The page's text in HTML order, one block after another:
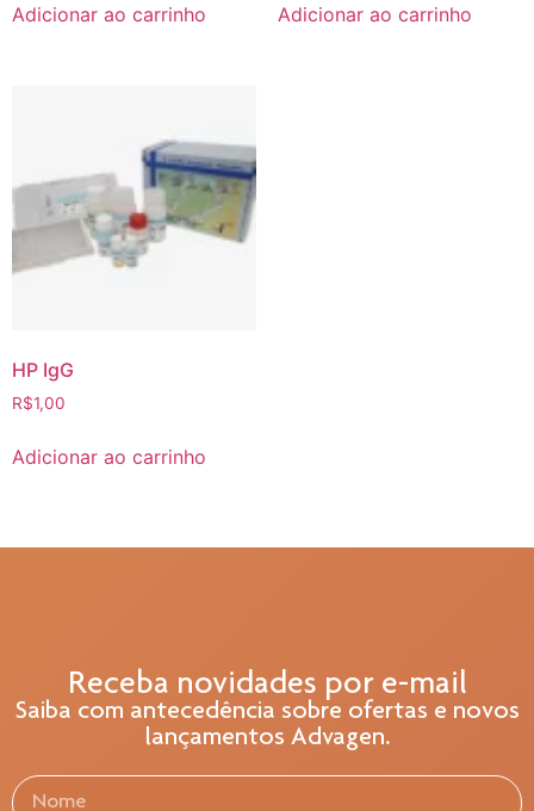
Adicionar ao carrinho Adicionar ao carrinho
HP IgG
R$1,00
Adicionar ao carrinho
Receba novidades por e-mail
Saiba com antecedência sobre ofertas e novos
lançamentos Advagen.